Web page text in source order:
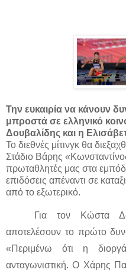
Την ευκαιρία να κάνουν
μπροστά σε ελληνικό
Δουβαλίδης και η
Το διεθνές μίτινγκ θα
Στάδιο Βάρης
πρωταθλητές μας στα
επιδόσεις απέναντι σε
από το εξωτερικό.
Για τον Κώστα
αποτελέσουν το πρώτο
«Περιμένω ότι η
ανταγωνιστική. Ο Χάρης